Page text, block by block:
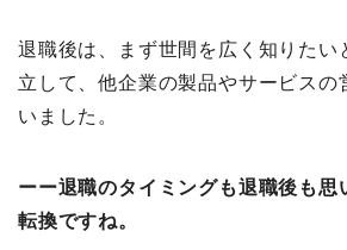
退職後は、まず世間を広く知りたい
立して、他企業の製品やサービスの
いました。
ーー退職のタイミングも退職後も思
転換ですね。